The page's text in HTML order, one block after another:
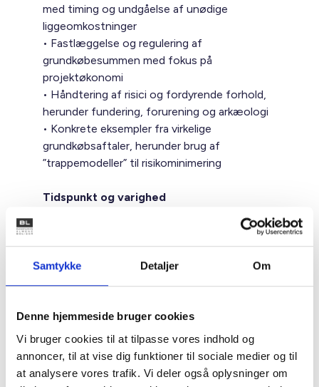
Samtykke Detaljer Om
Denne hjemmeside bruger cookies
Vi bruger cookies til at tilpasse vores indhold og
annoncer, til at vise dig funktioner til sociale medier og til
at analysere vores trafik. Vi deler også oplysninger om
med timing og undgåelse af unødige
liggeomkostninger
• Fastlæggelse og regulering af
grundkøbesummen med fokus på
projektøkonomi
• Håndtering af risici og fordyrende forhold,
herunder fundering, forurening og arkæologi
• Konkrete eksempler fra virkelige
grundkøbsaftaler, herunder brug af
”trappemodeller” til risikominimering
Tidspunkt og varighed
Onsdag d. 26. august 2026 Kl. 12.00 – 15.00.
Der bliver serveret frokost ved mødets start
og kaffe og kage i pausen.
BL - Danmarks Almene Boliger, Studiestræde
50, 1554 København V
Oplægsholdere